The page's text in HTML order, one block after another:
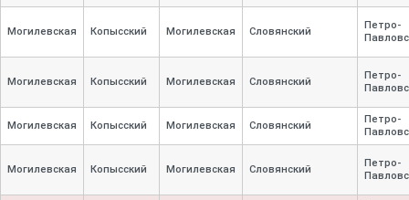
Могилевская Копысский Могилевская Словянский
Петро-
Могилевская Копысский Могилевская Словянский
Петро-
Могилевская Копысский Могилевская Словянский
Петро-
Могилевская Копысский Могилевская Словянский
Петро-